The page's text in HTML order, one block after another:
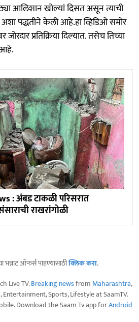
आलिशान खोल्यां दिसत असून त्याची
पद्धतीने केली आहे.हा व्हिडिओ समोर
प्रतिक्रिया दिल्यात. तसेच तिच्या
: अंबड टाकळी परिसरात
राखरांगोळी
भन्नाट ऑफर्स पाहण्यासाठीक्लिक करा.
Live TV.Breaking newsfrom Maharashtra,
Entertainment, Sports, Lifestyle at SaamTV.
Download the Saam Tv app forAndroid